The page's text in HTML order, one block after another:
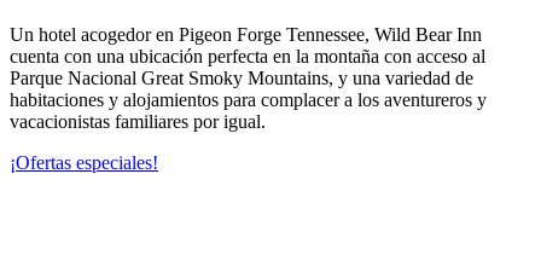
Un hotel acogedor en Pigeon Forge Tennessee, Wild Bear Inn
cuenta con una ubicación perfecta en la montaña con acceso al
Parque Nacional Great Smoky Mountains, y una variedad de
habitaciones y alojamientos para complacer a los aventureros y
vacacionistas familiares por igual.
¡Ofertas especiales!